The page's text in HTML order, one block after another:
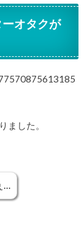
オタクが
ました。
…